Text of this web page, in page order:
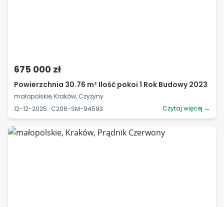
675 000 zł
Powierzchnia 30.76 m² Ilość pokoi 1 Rok Budowy 2023
małopolskie, Kraków, Czyżyny
12-12-2025 · C206-SM-94593
Czytaj więcej →